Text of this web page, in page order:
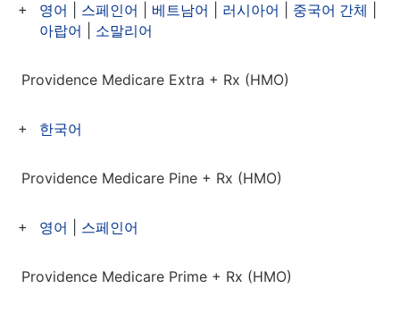
영어 스페인어 베트남어 러시아어 중국어 간체
아랍어
소말리어
Providence Medicare Extra + Rx (HMO)
한국어
Providence Medicare Pine + Rx (HMO)
영어 스페인어
Providence Medicare Prime + Rx (HMO)